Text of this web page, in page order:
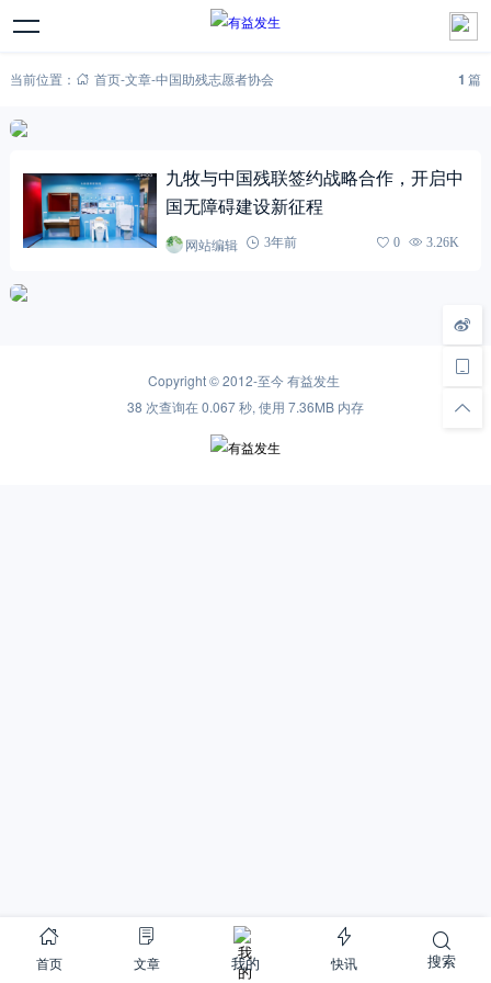
当前位置： 首页-文章-中国助残志愿者协会 1 篇
九牧与中国残联签约战略合作，开启中
国无障碍建设新征程
网站编辑 3年前 0 3.26K
Copyright © 2012-至今有益发生
38 次查询在 0.067 秒, 使用 7.36MB 内存
首页 文章 我的 快讯 搜索